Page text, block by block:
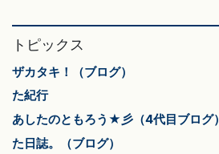
トピックス
ザカタキ！（ブログ）
た紀行
あしたのともろう★彡（4代目ブログ）
た日誌。（ブログ）